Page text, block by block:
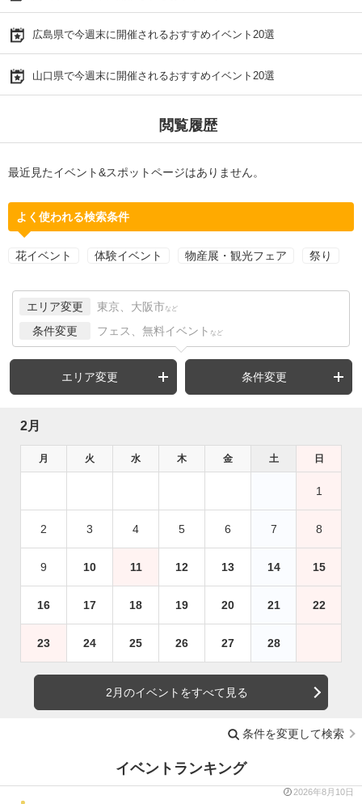
広島県で今週末に開催されるおすすめイベント20選
山口県で今週末に開催されるおすすめイベント20選
閲覧履歴
最近見たイベント&スポットページはありません。
よく使われる検索条件
花イベント 体験イベント 物産展・観光フェア 祭り
エリア変更 東京、大阪市 など
条件変更 フェス、無料イベント など
エリア変更 条件変更
2月
月 火 水 木 金 土 日
1
2 3 4 5 6 7 8
9 10 11 12 13 14 15
16 17 18 19 20 21 22
23 24 25 26 27 28
2月のイベントをすべて見る
条件を変更して検索
イベントランキング
2026年8月10日